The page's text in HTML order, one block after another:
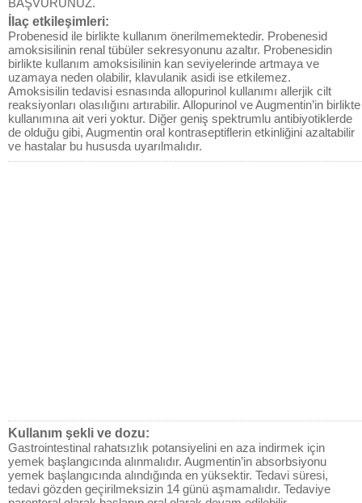
BAŞVURUNUZ.
İlaç etkileşimleri:
Probenesid ile birlikte kullanım önerilmemektedir. Probenesid
amoksisilinin renal tübüler sekresyonunu azaltır. Probenesidin
birlikte kullanım amoksisilinin kan seviyelerinde artmaya ve
uzamaya neden olabilir, klavulanik asidi ise etkilemez.
Amoksisilin tedavisi esnasında allopurinol kullanımı allerjik cilt
reaksiyonları olasılığını artırabilir. Allopurinol ve Augmentin’in birlikte
kullanımına ait veri yoktur. Diğer geniş spektrumlu antibiyotiklerde
de olduğu gibi, Augmentin oral kontraseptiflerin etkinliğini azaltabilir
ve hastalar bu hususda uyarılmalıdır.
Kullanım şekli ve dozu:
Gastrointestinal rahatsızlık potansiyelini en aza indirmek için
yemek başlangıcında alınmalıdır. Augmentin’in absorbsiyonu
yemek başlangıcında alındığında en yüksektir. Tedavi süresi,
tedavi gözden geçirilmeksizin 14 günü aşmamalıdır. Tedaviye